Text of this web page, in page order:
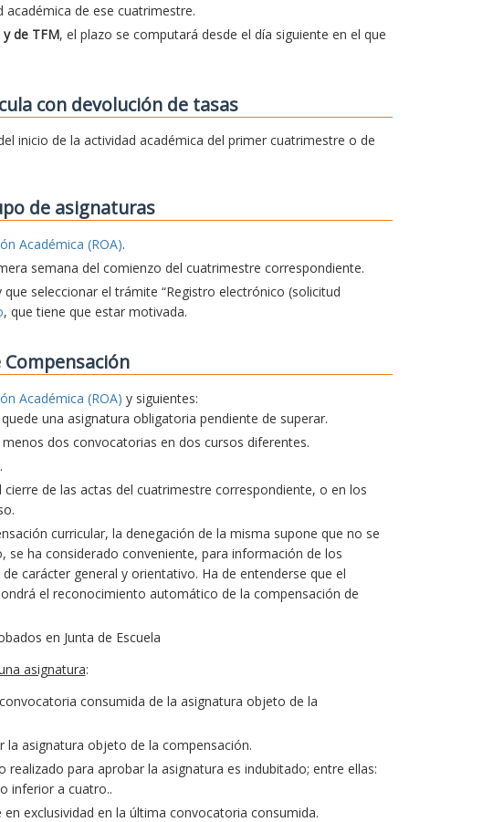
académica de ese cuatrimestre.
y de TFM, el plazo se computará desde el día siguiente en el que
con devolución de tasas
inicio de la actividad académica del primer cuatrimestre o de
de asignaturas
Académica (ROA).
semana del comienzo del cuatrimestre correspondiente.
que seleccionar el trámite “Registro electrónico (solicitud
, que tiene que estar motivada.
Académica (ROA) y siguientes:
una asignatura obligatoria pendiente de superar.
dos convocatorias en dos cursos diferentes.
.
de las actas del cuatrimestre correspondiente, o en los
curricular, la denegación de la misma supone que no se
se ha considerado conveniente, para información de los
carácter general y orientativo. Ha de entenderse que el
el reconocimiento automático de la compensación de
en Junta de Escuela
asignatura:
consumida de la asignatura objeto de la
asignatura objeto de la compensación.
para aprobar la asignatura es indubitado; entre ellas:
inferior a cuatro..
exclusividad en la última convocatoria consumida.